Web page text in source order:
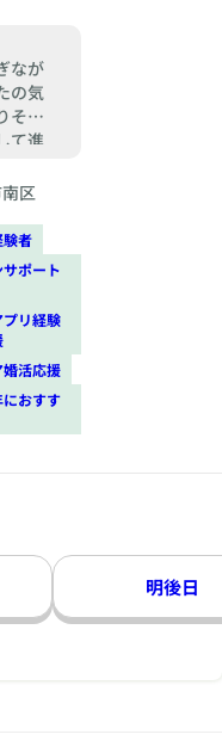
なが
の気
そ
て進
と
区
験者
ポート
リ経験
婚活応援
におすす
明後日